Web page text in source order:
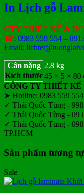
In Lịch gỗ
CTY THIẾT KẾ &
☎: 0983 559 554 –
Email:
Cân nặng 2.8 kg
Kích thước45 × 5 × 80
CÔNG TY THIẾT
➤ Hotline: 0983 559
✓ Thái Quốc Tùng -
✓ Thái Quốc Tùng - 09
✓ Thái Quốc Tùng -
TP.HCM
Sản phẩm tương tự
Sale